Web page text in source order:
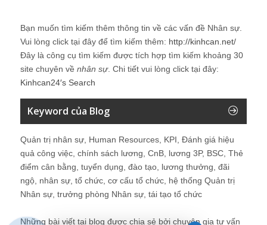
Bạn muốn tìm kiếm thêm thông tin về các vấn đề Nhân sự
Vui lòng click tại đây để tìm kiếm thêm: http://kinhcan.net/
Đây là công cụ tìm kiếm được tích hợp tìm kiếm khoảng 30
site chuyên về nhân sự. Chi tiết vui lòng click tại đây:
Kinhcan24′s Search
Keyword của Blog
Quản trị nhân sự, Human Resources, KPI, Đánh giá hiệu
quả công việc, chính sách lương, CnB, lương 3P, BSC, Thẻ
điểm cân bằng, tuyển dụng, đào tạo, lương thưởng, đãi
ngộ, nhân sự, tổ chức, cơ cấu tổ chức, hệ thống Quản trị
Nhân sự, trưởng phòng Nhân sự, tái tạo tổ chức
Những bài viết tại blog được chia sẻ bởi chuyên gia tư vấn